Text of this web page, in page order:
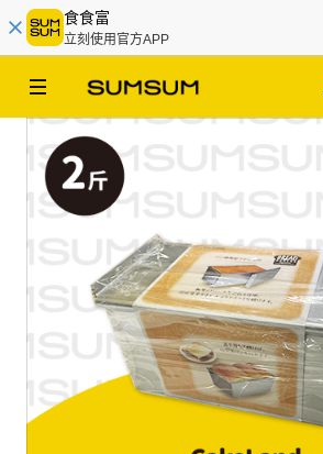
食食富
立刻使用官方APP